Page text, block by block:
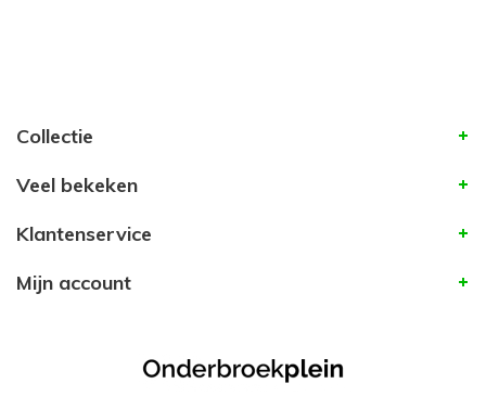
Collectie
Veel bekeken
Klantenservice
Mijn account